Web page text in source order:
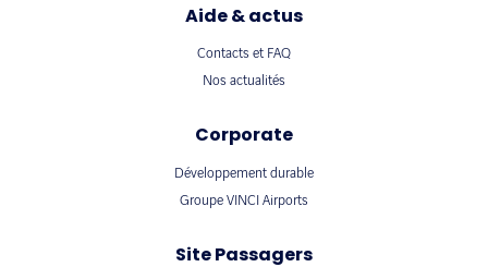
Aide & actus
Contacts et FAQ
Nos actualités
Corporate
Développement durable
Groupe VINCI Airports
Site Passagers